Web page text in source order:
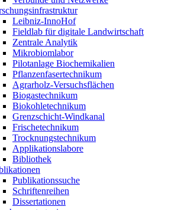
Leibniz-InnoHof
Fieldlab für digitale Landwirtschaft
Zentrale Analytik
Mikrobiomlabor
Pilotanlage Biochemikalien
Pflanzenfasertechnikum
Agrarholz-Versuchsflächen
Biogastechnikum
Biokohletechnikum
Grenzschicht-Windkanal
Frischetechnikum
Trocknungstechnikum
Applikationslabore
Bibliothek
Publikationssuche
Schriftenreihen
Dissertationen